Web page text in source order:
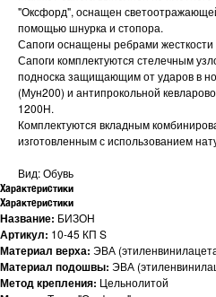
"Оксфорд", оснащен
помощью шнурка и стопора.
Сапоги оснащены ребрами
Сапоги комплектуются стелечным
подноска защищающим от ударов в
(Мун200) и антипрокольной
1200Н.
Комплектуются вкладным
изготовленным с использованием
Вид: Обувь
Характеристики
Характеристики
Название: БИЗОН
Артикул: 10-45 КП S
Материал верха: ЭВА
Материал подошвы: ЭВА
Метод крепления: Цельнолитой